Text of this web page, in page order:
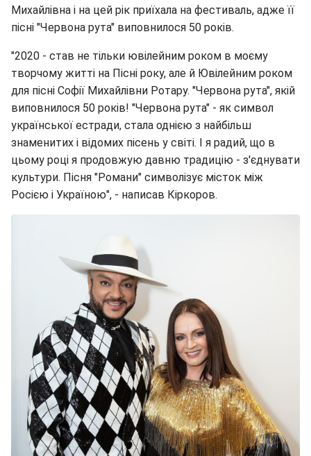
Михайлівна і на цей рік приїхала на фестиваль, адже її
пісні "Червона рута" виповнилося 50 років.
"2020 - став не тільки ювілейним роком в моєму
творчому житті на Пісні року, але й Ювілейним роком
для пісні Софії Михайлівни Ротару. "Червона рута", якій
виповнилося 50 років! "Червона рута" - як символ
української естради, стала однією з найбільш
знаменитих і відомих пісень у світі. І я радий, що в
цьому році я продовжую давню традицію - з'єднувати
культури. Пісня "Романи" символізує місток між
Росією і Україною", - написав Кіркоров.